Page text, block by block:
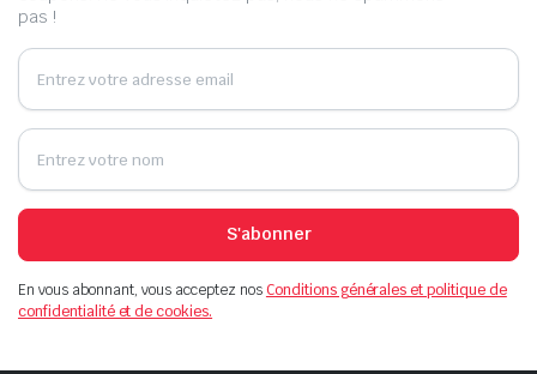
pas !
S'abonner
En vous abonnant, vous acceptez nosConditions générales et politique de
confidentialité et de cookies.